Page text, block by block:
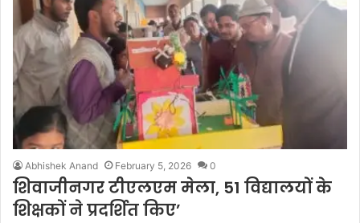
Abhishek Anand February 5, 2026 0
शिवाजीनगर टीएलएम मेला, 51 विद्यालयों के
शिक्षकों ने प्रदर्शित किए’